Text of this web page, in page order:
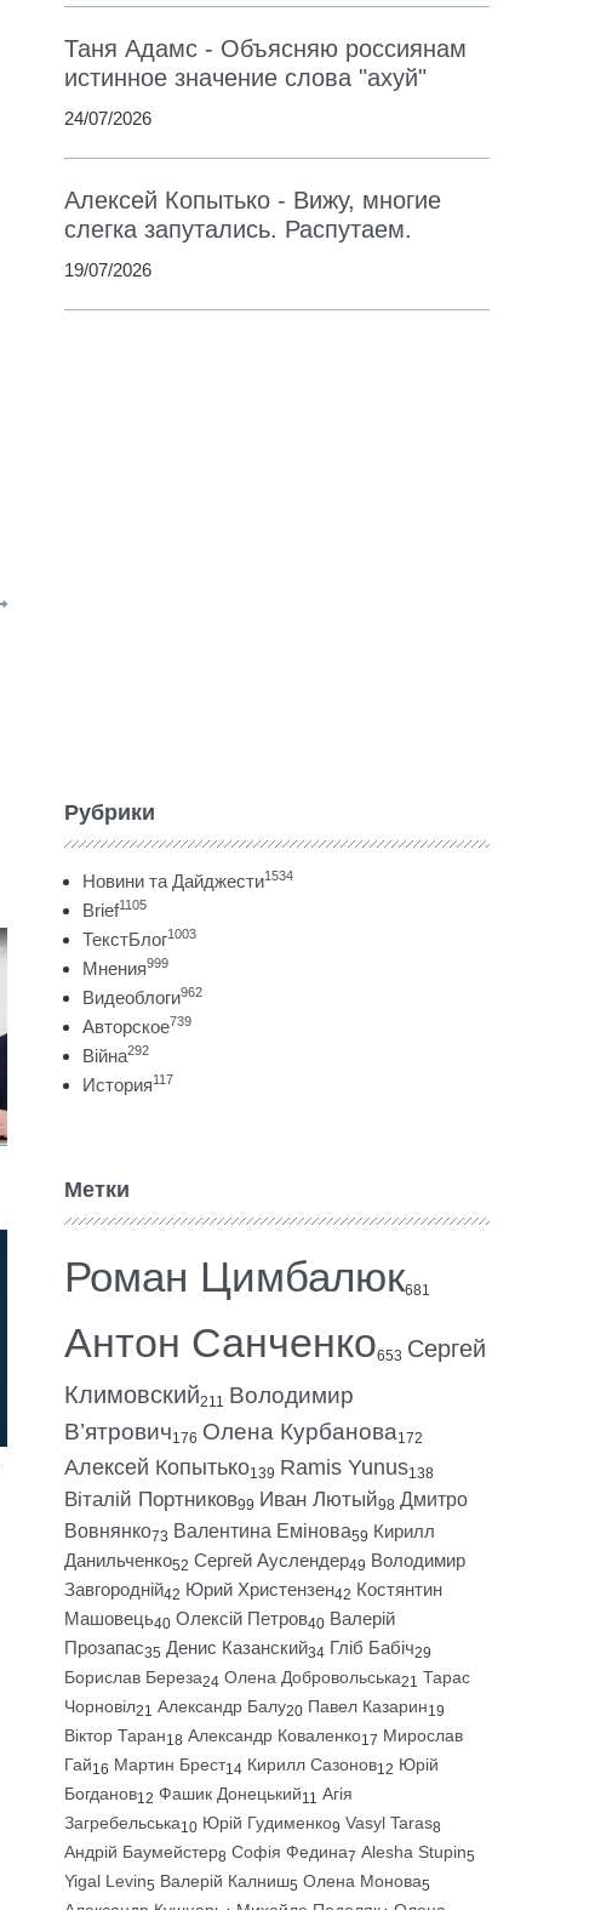
Таня Адамс - Объясняю россиянам
истинное значение слова "ахуй"
24/07/2026
Алексей Копытько - Вижу, многие
слегка запутались. Распутаем.
19/07/2026
Рубрики
Новини та Дайджести1534
Brief1105
ТекстБлог1003
Мнения999
Видеоблоги962
Авторское739
Війна292
История117
Метки
Роман Цимбалюк681
Антон Санченко653 Сергей
Климовский211 Володимир
В’ятрович176 Олена Курбанова172
Алексей Копытько139 Ramis Yunus138
Віталій Портников99 Иван Лютый98 Дмитро
Вовнянко73 Валентина Емінова59 Кирилл
Данильченко52 Сергей Ауслендер49 Володимир
Завгородній42 Юрий Христензен42 Костянтин
Машовець40 Олексій Петров40 Валерій
Прозапас35 Денис Казанский34 Гліб Бабіч29
Борислав Береза24 Олена Добровольська21 Тарас
Чорновіл21 Александр Балу20 Павел Казарин19
Віктор Таран18 Александр Коваленко17 Мирослав
Гай16 Мартин Брест14 Кирилл Сазонов12 Юрій
Богданов12 Фашик Донецький11 Агія
Загребельська10 Юрій Гудименко9 Vasyl Taras8
Андрій Баумейстер8 Софія Федина7 Alesha Stupin5
Yigal Levin5 Валерій Калниш5 Олена Монова5